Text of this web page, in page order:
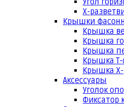
Угол
Х-
Крышки
Крышка
Крышка
Крышка
Крышка Т-
Крышка Х-
Аксессуары
Уголок
Фиксатор